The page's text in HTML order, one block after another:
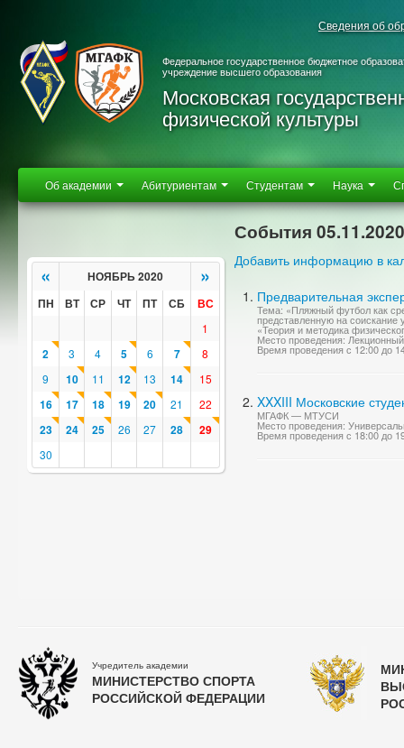
Сведения об
Федеральное государственное бюджетное
учреждение высшего образования
Московская
физической культуры
Об академии Абитуриентам Студентам Наука
« НОЯБРЬ 2020 »
ПН ВТ СР ЧТ ПТ СБ ВС
1
2 3 4 5 6 7
8
9
10 11 12 13 14 15
16 17 18 19 20 21 22
23 24 25 26 27 28 29
30
События 05.11.2020
Добавить информацию в
Предварительная
Тема: «Пляжный футбол как
представленную на соискание
«Теория и методика
Место проведения:
Время проведения с 12:00 до
XXXIII Московские
МГАФК — МТУСИ
Место проведения:
Время проведения с 18:00 до
Учредитель академии
МИНИСТЕРСТВО СПОРТА
РОССИЙСКОЙ ФЕДЕРАЦИИ